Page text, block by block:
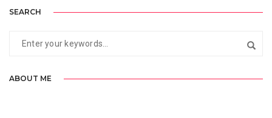
SEARCH
ABOUT ME